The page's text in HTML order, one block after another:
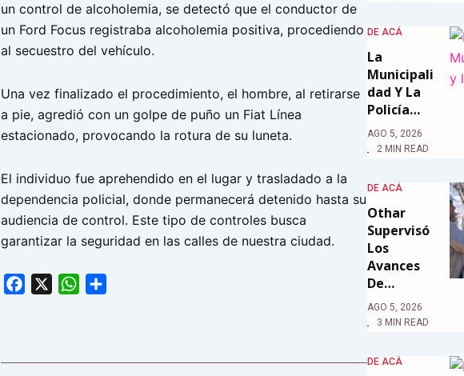
un control de alcoholemia, se detectó que el conductor de
un Ford Focus registraba alcoholemia positiva, procediendo
al secuestro del vehículo.
Una vez finalizado el procedimiento, el hombre, al retirarse
a pie, agredió con un golpe de puño un Fiat Línea
estacionado, provocando la rotura de su luneta.
El individuo fue aprehendido en el lugar y trasladado a la
dependencia policial, donde permanecerá detenido hasta su
audiencia de control. Este tipo de controles busca
garantizar la seguridad en las calles de nuestra ciudad.
Facebook WhatsApp
DE ACÁ
La
Municipali
Dad Y La
Policía…
AGO 5, 2026
2 MIN READ
DE ACÁ
Othar
Supervisó
Los
Avances
De…
AGO 5, 2026
3 MIN READ
DE ACÁ